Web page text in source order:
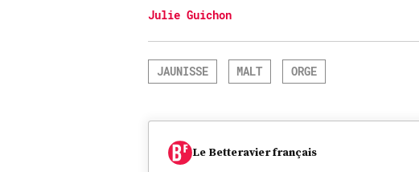
Julie Guichon
JAUNISSE MALT ORGE
Le Betteravier français